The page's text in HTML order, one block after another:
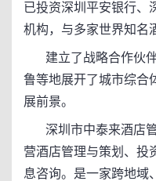
已投资深圳平安银行、
机构，与多家世界知名
建立了战略合作伙伴
鲁等地展开了城市综合
展前景。
深圳市中泰来酒店管
营酒店管理与策划、投
息咨询。是一家跨地域